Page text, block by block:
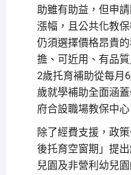
助雖有助益，但申
漲幅，且公共化教
仍須選擇價格昂貴
擔、可近用、有品
2歲托育補助從每月
歲就學補助全面涵
府合設職場教保中
除了經費支援，政
後托育空窗期」提
兒園及非營利幼兒